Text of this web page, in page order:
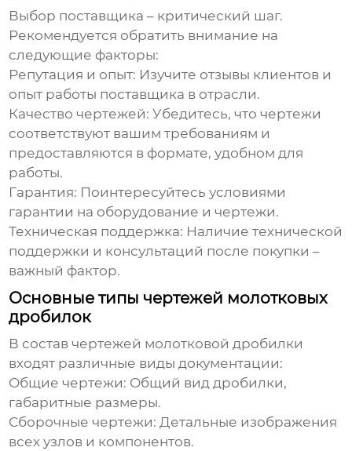
Выбор поставщика – критический шаг.
Рекомендуется обратить внимание на
следующие факторы:
Репутация и опыт: Изучите отзывы клиентов и
опыт работы поставщика в отрасли.
Качество чертежей: Убедитесь, что чертежи
соответствуют вашим требованиям и
предоставляются в формате, удобном для
работы.
Гарантия: Поинтересуйтесь условиями
гарантии на оборудование и чертежи.
Техническая поддержка: Наличие технической
поддержки и консультаций после покупки –
важный фактор.
Основные типы чертежей молотковых
дробилок
В составчертежей молотковой дробилки
входят различные виды документации:
Общие чертежи: Общий вид дробилки,
габаритные размеры.
Сборочные чертежи: Детальные изображения
всех узлов и компонентов.